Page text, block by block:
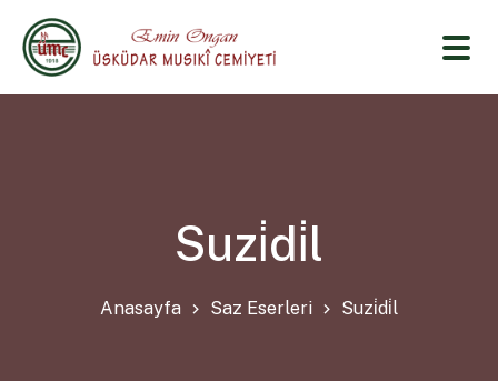
Suzi̇di̇l
Anasayfa Saz Eserleri Suzi̇di̇l